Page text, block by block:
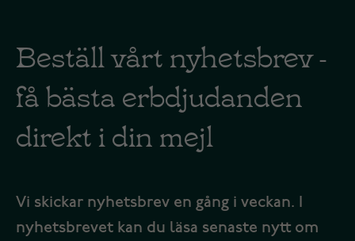
Beställ vårt nyhetsbrev -
få bästa erbdjudanden
direkt i din mejl
Vi skickar nyhetsbrev en gång i veckan. I
nyhetsbrevet kan du läsa senaste nytt om